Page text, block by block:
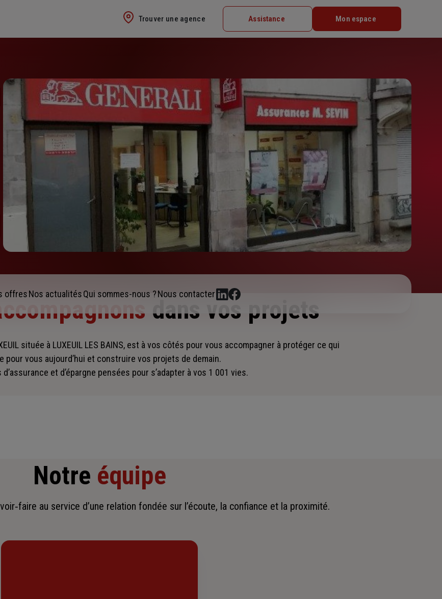
Trouver une agence Assistance Mon espace
offresNos actualitésQui sommes-nous ?Nous contacter
dans vos projets
située à LUXEUIL LES BAINS, est à vos côtés pour vous accompagner à protéger ce qui
pour vous aujourd’hui et construire vos projets de demain.
et d’épargne pensées pour s’adapter à vos 1 001 vies.
Notre équipe
au service d’une relation fondée sur l’écoute, la confiance et la proximité.